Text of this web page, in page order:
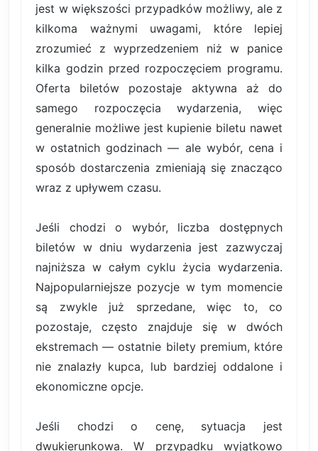
jest w większości przypadków możliwy, ale z
kilkoma ważnymi uwagami, które lepiej
zrozumieć z wyprzedzeniem niż w panice
kilka godzin przed rozpoczęciem programu.
Oferta biletów pozostaje aktywna aż do
samego rozpoczęcia wydarzenia, więc
generalnie możliwe jest kupienie biletu nawet
w ostatnich godzinach — ale wybór, cena i
sposób dostarczenia zmieniają się znacząco
wraz z upływem czasu.
Jeśli chodzi o wybór, liczba dostępnych
biletów w dniu wydarzenia jest zazwyczaj
najniższa w całym cyklu życia wydarzenia.
Najpopularniejsze pozycje w tym momencie
są zwykle już sprzedane, więc to, co
pozostaje, często znajduje się w dwóch
ekstremach — ostatnie bilety premium, które
nie znalazły kupca, lub bardziej oddalone i
ekonomiczne opcje.
Jeśli chodzi o cenę, sytuacja jest
dwukierunkowa. W przypadku wyjątkowo